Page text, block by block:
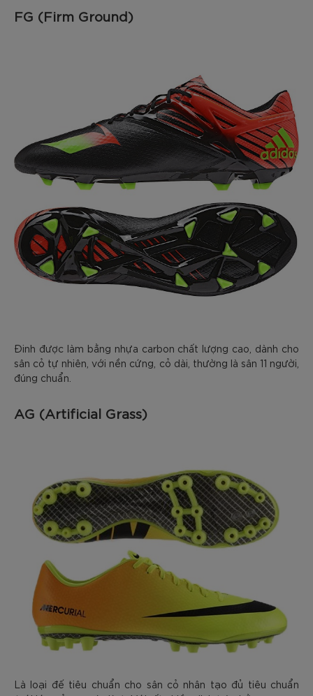
FG (Firm Ground)
Đinh được làm bằng nhựa carbon chất lượng cao, dành cho
sân cỏ tự nhiên, với nền cứng, cỏ dài, thường là sân 11 người,
đúng chuẩn.
AG (Artificial Grass)
Là loại đế tiêu chuẩn cho sân cỏ nhân tạo đủ tiêu chuẩn